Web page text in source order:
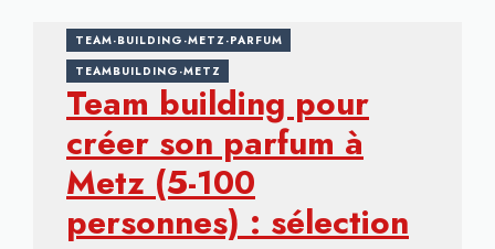
TEAM-BUILDING-METZ-PARFUM
TEAMBUILDING-METZ
Team building pour
créer son parfum à
Metz (5-100
personnes) : sélection